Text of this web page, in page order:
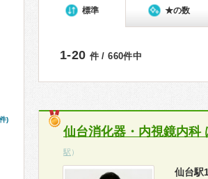
標準 ★の数
1-20 件 / 660件中
仙台消化器・内視鏡内科
駅 ）
仙台駅
)